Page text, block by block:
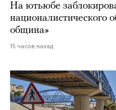
На ютьюбе
националистического
община»
15 часов назад